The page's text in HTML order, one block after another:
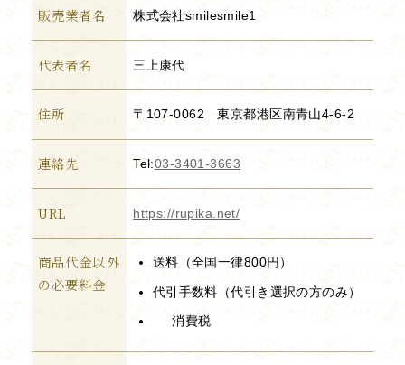
販売業者名 株式会社smilesmile1
代表者名 三上康代
住所 〒107-0062 東京都港区南青山4-6-2
連絡先 Tel:03-3401-3663
URL https://rupika.net/
商品代金以外
の必要料金
送料（全国一律800円）
代引手数料（代引き選択の方のみ）
消費税